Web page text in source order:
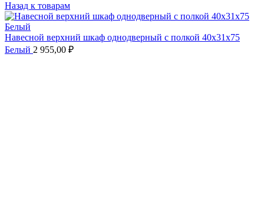
Назад к товарам
Навесной верхний шкаф однодверный с полкой 40х31x75
Белый 2 955,00 ₽